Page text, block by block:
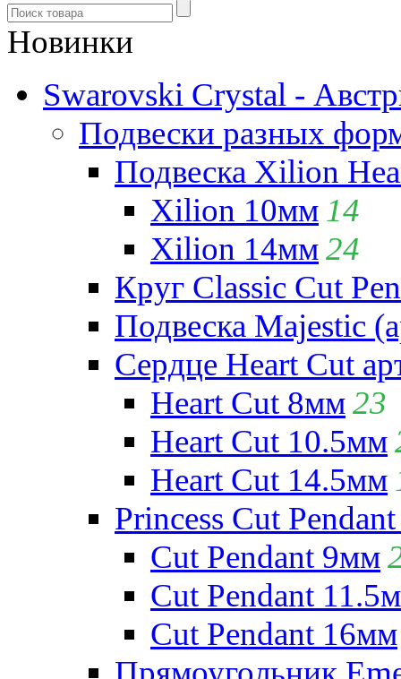
Новинки
Swarovski Crystal -
Подвески разных
Подвеска Xilion
Xilion 10мм 14
Xilion 14мм24
Круг Classic Cut
Подвеска Majestic
Сердце Heart Cut
Heart Cut 8мм23
Heart Cut 10.5мм
Heart Cut 14.5мм
Princess Cut
Cut Pendant 9мм
Cut Pendant
Cut Pendant 16мм